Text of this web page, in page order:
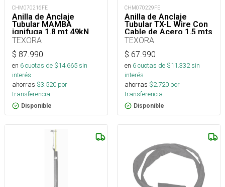
CHM070216FE
Anilla de Anclaje
Tubular MAMBA
ignifuga 1.8 mt 49kN
TEXORA
$ 87.990
en 6cuotas de $14.665sin
interés
ahorras $3.520 por
transferencia.
Disponible
CHM070229FE
Anilla de Anclaje
Tubular TX-L Wire Con
Cable de Acero 1.5 mts
50kN
TEXORA
$ 67.990
en 6cuotas de $11.332sin
interés
ahorras $2.720 por
transferencia.
Disponible